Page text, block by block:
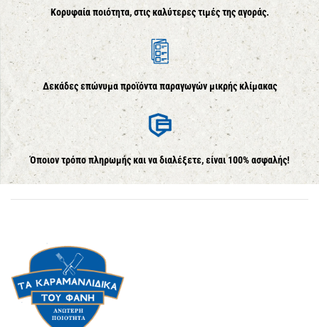
Κορυφαία ποιότητα, στις καλύτερες τιμές της αγοράς.
Δεκάδες επώνυμα προϊόντα παραγωγών μικρής κλίμακας
Όποιον τρόπο πληρωμής και να διαλέξετε, είναι 100% ασφαλής!